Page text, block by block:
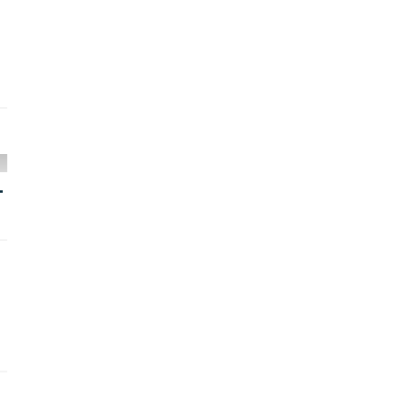
PAKET PANO 1.HD.+AH